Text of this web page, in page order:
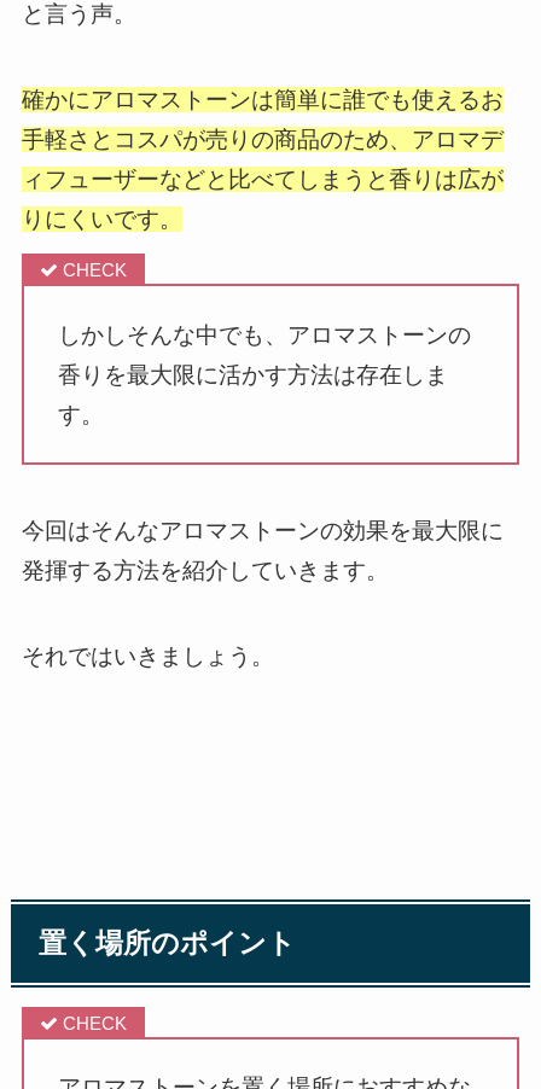
と言う声。
確かにアロマストーンは簡単に誰でも使えるお
手軽さとコスパが売りの商品のため、アロマデ
ィフューザーなどと比べてしまうと香りは広が
りにくいです。
しかしそんな中でも、アロマストーンの
香りを最大限に活かす方法は存在しま
す。
今回はそんなアロマストーンの効果を最大限に
発揮する方法を紹介していきます。
それではいきましょう。
置く場所のポイント